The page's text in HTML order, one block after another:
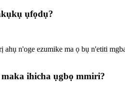
ụfọdụ?
n'oge ezumike ma ọ bụ n'etiti
ihicha ụgbọ mmiri?